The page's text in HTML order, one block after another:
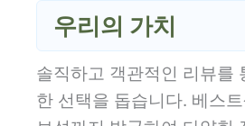
우리의 가치
솔직하고 객관적인 리뷰를
한 선택을 돕습니다. 베스